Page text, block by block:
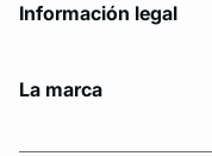
Información legal
La marca